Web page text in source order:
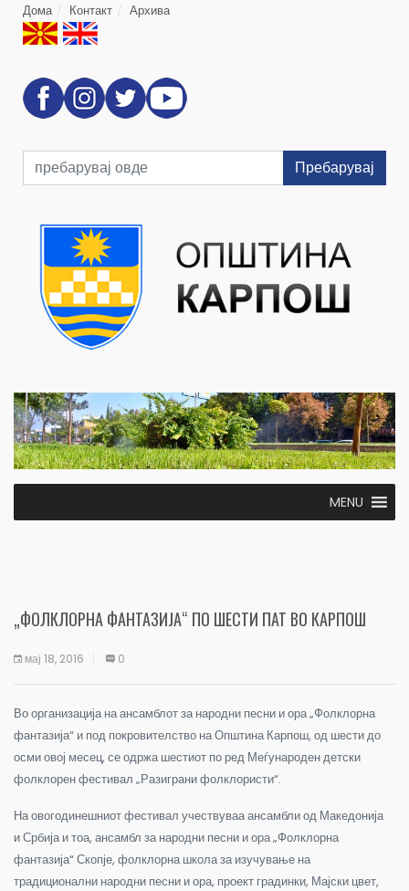
Дома Контакт Архива
Пребарувај
MENU
„ФОЛКЛОРНА ФАНТАЗИЈА“ ПО ШЕСТИ ПАТ ВО КАРПОШ
мај 18, 2016 0
Во организација на ансамблот за народни песни и ора „Фолклорна
фантазија“ и под покровителство на Општина Карпош, од шести до
осми овој месец, се одржа шестиот по ред Меѓународен детски
фолклорен фестивал „Разиграни фолклористи“.
На овогодинешниот фестивал учествуваа ансамбли од Македонија
и Србија и тоа, ансамбл за народни песни и ора „Фолклорна
фантазија“ Скопје, фолклорна школа за изучување на
традиционални народни песни и ора, проект градинки, Мајски цвет,